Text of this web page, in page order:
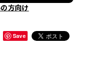
方向け
Save